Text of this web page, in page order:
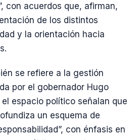
con acuerdos que, afirman,
de los distintos
y la orientación hacia
se refiere a la gestión
por el gobernador Hugo
espacio político señalan que
un esquema de
con énfasis en